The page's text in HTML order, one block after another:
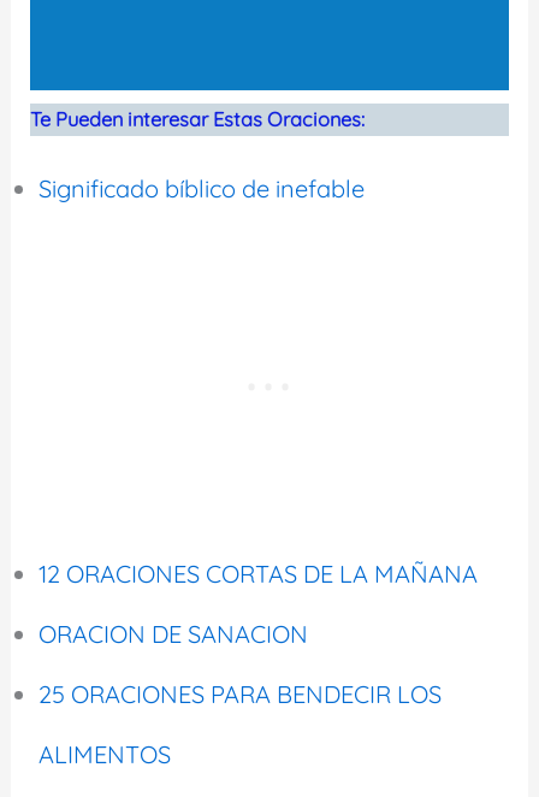
Te Pueden interesar Estas Oraciones:
Significado bíblico de inefable
12 ORACIONES CORTAS DE LA MAÑANA
ORACION DE SANACION
25 ORACIONES PARA BENDECIR LOS
ALIMENTOS